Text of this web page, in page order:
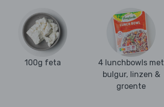
100g feta
4 lunchbowls met
bulgur, linzen &
groente